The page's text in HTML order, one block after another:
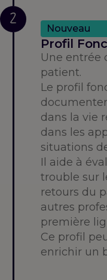
2
Nouveau
Profil
Une entrée
patient.
Le profil
dans la vie
dans les
situations
Il aide à
trouble sur
retours du
autres
première
Ce profil
enrichir un